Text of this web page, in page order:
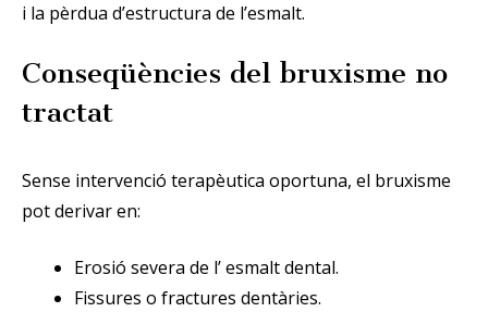
i la pèrdua d’estructura de l’esmalt.
Conseqüències del bruxisme no
tractat
Sense intervenció terapèutica oportuna, el bruxisme
pot derivar en:
Erosió severa de l’ esmalt dental.
Fissures o fractures dentàries.